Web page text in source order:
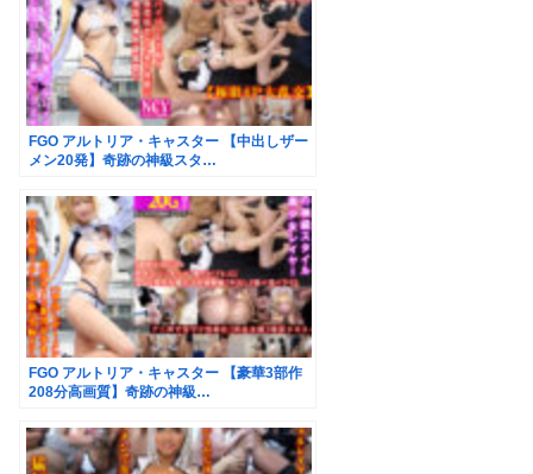
FGO アルトリア・キャスター 【中出しザー
メン20発】奇跡の神級スタ…
FGO アルトリア・キャスター 【豪華3部作
208分高画質】奇跡の神級…